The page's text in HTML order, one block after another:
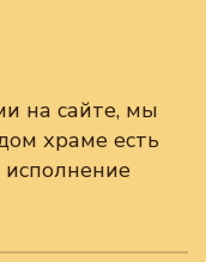
на сайте, мы
храме есть